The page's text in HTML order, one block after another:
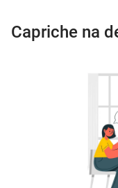
Capriche na